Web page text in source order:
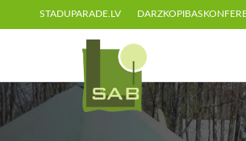
STADUPARADE.LV